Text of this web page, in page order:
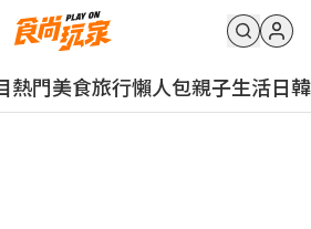
熱門美食旅行懶人包親子生活日韓